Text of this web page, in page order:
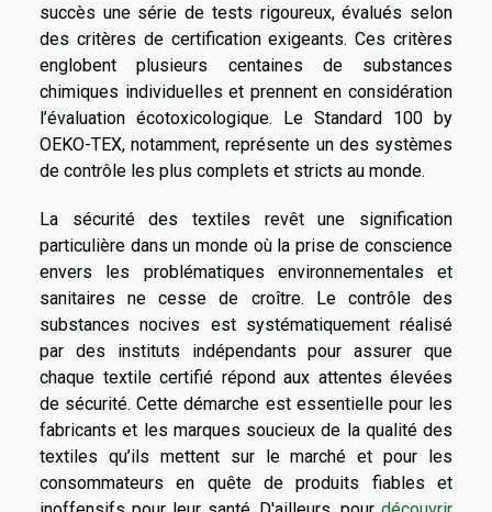
succès une série de tests rigoureux, évalués selon
des critères de certification exigeants. Ces critères
englobent plusieurs centaines de substances
chimiques individuelles et prennent en considération
l’évaluation écotoxicologique. Le Standard 100 by
OEKO-TEX, notamment, représente un des systèmes
de contrôle les plus complets et stricts au monde.
La sécurité des textiles revêt une signification
particulière dans un monde où la prise de conscience
envers les problématiques environnementales et
sanitaires ne cesse de croître. Le contrôle des
substances nocives est systématiquement réalisé
par des instituts indépendants pour assurer que
chaque textile certifié répond aux attentes élevées
de sécurité. Cette démarche est essentielle pour les
fabricants et les marques soucieux de la qualité des
textiles qu’ils mettent sur le marché et pour les
consommateurs en quête de produits fiables et